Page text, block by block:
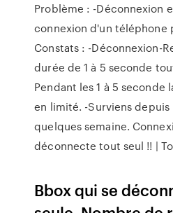
Problème : -Déconnexion
connexion d'un téléphone
Constats : -Déconnexion-
durée de 1 à 5 seconde
Pendant les 1 à 5 seconde
en limité. -Surviens
quelques semaine.
déconnecte tout seul !! |
Bbox qui se